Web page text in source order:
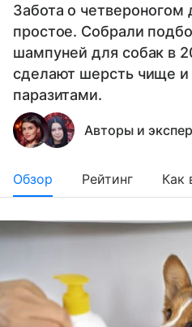
Забота о
простое. Собрали
шампуней для собак в
сделают шерсть чище и
паразитами.
Авторы и
Обзор Рейтинг Как